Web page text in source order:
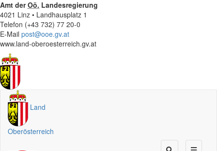
Amt derOö. Landesregierung
4021 Linz • Landhausplatz 1
Telefon (+43 732) 77 20-0
E-Mail post@ooe.gv.at
www.land-oberoesterreich.gv.at
Land
Oberösterreich